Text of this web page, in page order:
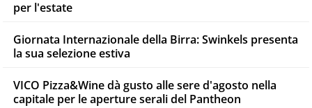
per l'estate
Giornata Internazionale della Birra: Swinkels presenta
la sua selezione estiva
VICO Pizza&Wine dà gusto alle sere d'agosto nella
capitale per le aperture serali del Pantheon